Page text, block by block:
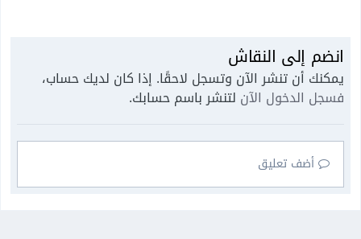
انضم إلى النقاش
يمكنك أن تنشر الآن وتسجل لاحقًا. إذا كان لديك حساب،
فسجل الدخول الآن لتنشر باسم حسابك.
أضف تعليق